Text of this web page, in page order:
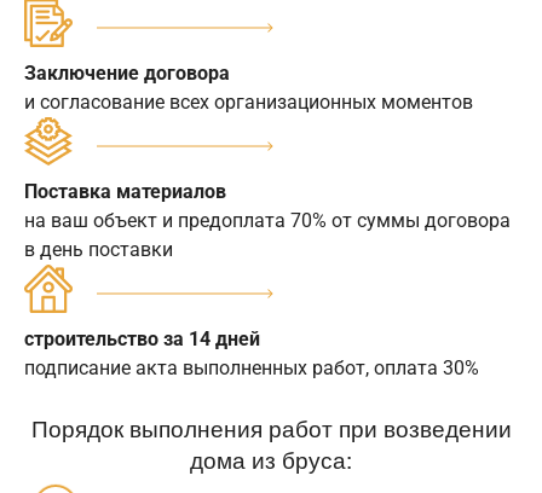
Заключение договора
и согласование всех организационных моментов
Поставка материалов
на ваш объект и предоплата 70% от суммы договора
в день поставки
строительство за 14 дней
подписание акта выполненных работ, оплата 30%
Порядок выполнения работ при возведении
дома из бруса: